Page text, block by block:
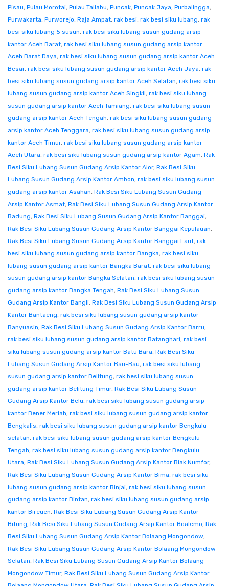
Pisau, Pulau Morotai, Pulau Taliabu, Puncak, Puncak Jaya, Purbalingga,
Purwakarta, Purworejo, Raja Ampat, rak besi, rak besi siku lubang, rak
besi siku lubang 5 susun, rak besi siku lubang susun gudang arsip
kantor Aceh Barat, rak besi siku lubang susun gudang arsip kantor
Aceh Barat Daya, rak besi siku lubang susun gudang arsip kantor Aceh
Besar, rak besi siku lubang susun gudang arsip kantor Aceh Jaya, rak
besi siku lubang susun gudang arsip kantor Aceh Selatan, rak besi siku
lubang susun gudang arsip kantor Aceh Singkil, rak besi siku lubang
susun gudang arsip kantor Aceh Tamiang, rak besi siku lubang susun
gudang arsip kantor Aceh Tengah, rak besi siku lubang susun gudang
arsip kantor Aceh Tenggara, rak besi siku lubang susun gudang arsip
kantor Aceh Timur, rak besi siku lubang susun gudang arsip kantor
Aceh Utara, rak besi siku lubang susun gudang arsip kantor Agam, Rak
Besi Siku Lubang Susun Gudang Arsip Kantor Alor, Rak Besi Siku
Lubang Susun Gudang Arsip Kantor Ambon, rak besi siku lubang susun
gudang arsip kantor Asahan, Rak Besi Siku Lubang Susun Gudang
Arsip Kantor Asmat, Rak Besi Siku Lubang Susun Gudang Arsip Kantor
Badung, Rak Besi Siku Lubang Susun Gudang Arsip Kantor Banggai,
Rak Besi Siku Lubang Susun Gudang Arsip Kantor Banggai Kepulauan,
Rak Besi Siku Lubang Susun Gudang Arsip Kantor Banggai Laut, rak
besi siku lubang susun gudang arsip kantor Bangka, rak besi siku
lubang susun gudang arsip kantor Bangka Barat, rak besi siku lubang
susun gudang arsip kantor Bangka Selatan, rak besi siku lubang susun
gudang arsip kantor Bangka Tengah, Rak Besi Siku Lubang Susun
Gudang Arsip Kantor Bangli, Rak Besi Siku Lubang Susun Gudang Arsip
Kantor Bantaeng, rak besi siku lubang susun gudang arsip kantor
Banyuasin, Rak Besi Siku Lubang Susun Gudang Arsip Kantor Barru,
rak besi siku lubang susun gudang arsip kantor Batanghari, rak besi
siku lubang susun gudang arsip kantor Batu Bara, Rak Besi Siku
Lubang Susun Gudang Arsip Kantor Bau-Bau, rak besi siku lubang
susun gudang arsip kantor Belitung, rak besi siku lubang susun
gudang arsip kantor Belitung Timur, Rak Besi Siku Lubang Susun
Gudang Arsip Kantor Belu, rak besi siku lubang susun gudang arsip
kantor Bener Meriah, rak besi siku lubang susun gudang arsip kantor
Bengkalis, rak besi siku lubang susun gudang arsip kantor Bengkulu
selatan, rak besi siku lubang susun gudang arsip kantor Bengkulu
Tengah, rak besi siku lubang susun gudang arsip kantor Bengkulu
Utara, Rak Besi Siku Lubang Susun Gudang Arsip Kantor Biak Numfor,
Rak Besi Siku Lubang Susun Gudang Arsip Kantor Bima, rak besi siku
lubang susun gudang arsip kantor Binjai, rak besi siku lubang susun
gudang arsip kantor Bintan, rak besi siku lubang susun gudang arsip
kantor Bireuen, Rak Besi Siku Lubang Susun Gudang Arsip Kantor
Bitung, Rak Besi Siku Lubang Susun Gudang Arsip Kantor Boalemo, Rak
Besi Siku Lubang Susun Gudang Arsip Kantor Bolaang Mongondow,
Rak Besi Siku Lubang Susun Gudang Arsip Kantor Bolaang Mongondow
Selatan, Rak Besi Siku Lubang Susun Gudang Arsip Kantor Bolaang
Mongondow Timur, Rak Besi Siku Lubang Susun Gudang Arsip Kantor